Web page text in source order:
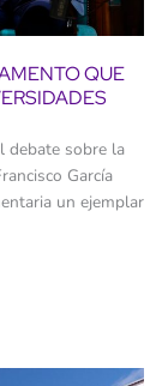
QUE
debate sobre la
García
un ejemplar